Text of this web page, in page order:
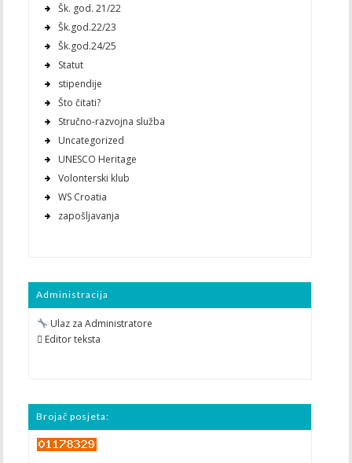
Šk. god. 21/22
Šk.god.22/23
Šk.god.24/25
Statut
stipendije
Što čitati?
Stručno-razvojna služba
Uncategorized
UNESCO Heritage
Volonterski klub
WS Croatia
zapošljavanja
Administracija
Ulaz za Administratore
 Editor teksta
Brojač posjeta: